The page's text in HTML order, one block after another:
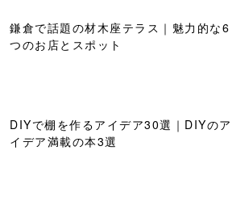
鎌倉で話題の材木座テラス｜魅力的な6
つのお店とスポット
DIYで棚を作るアイデア30選｜DIYのア
イデア満載の本3選